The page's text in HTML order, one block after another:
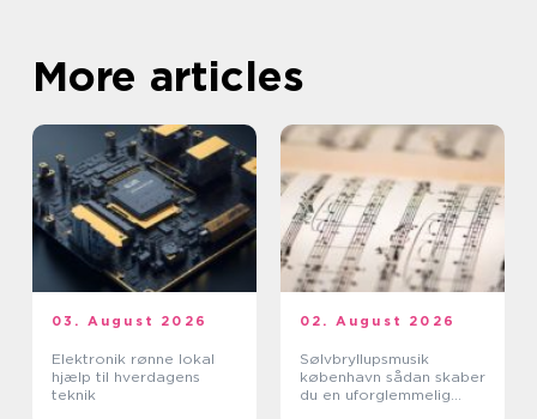
More articles
03. August 2026
Elektronik rønne lokal
hjælp til hverdagens
teknik
02. August 2026
Sølvbryllupsmusik
københavn sådan skaber
du en uforglemmelig